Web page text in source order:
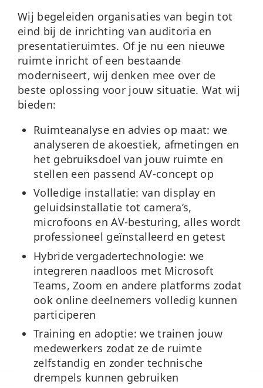
Wij begeleiden organisaties van begin tot
eind bij de inrichting van auditoria en
presentatieruimtes. Of je nu een nieuwe
ruimte inricht of een bestaande
moderniseert, wij denken mee over de
beste oplossing voor jouw situatie. Wat wij
bieden:
Ruimteanalyse en advies op maat: we
analyseren de akoestiek, afmetingen en
het gebruiksdoel van jouw ruimte en
stellen een passend AV-concept op
Volledige installatie: van display en
geluidsinstallatie tot camera’s,
microfoons en AV-besturing, alles wordt
professioneel geïnstalleerd en getest
Hybride vergadertechnologie: we
integreren naadloos met Microsoft
Teams, Zoom en andere platforms zodat
ook online deelnemers volledig kunnen
participeren
Training en adoptie: we trainen jouw
medewerkers zodat ze de ruimte
zelfstandig en zonder technische
drempels kunnen gebruiken